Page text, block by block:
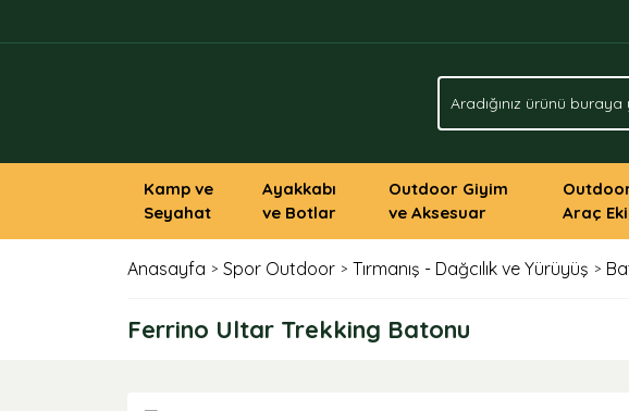
Kamp ve
Seyahat
Ayakkabı
ve Botlar
Outdoor Giyim
ve Aksesuar
Araç
Anasayfa Spor Outdoor Tırmanış - Dağcılık ve Yürüyüş
Ferrino Ultar Trekking Batonu